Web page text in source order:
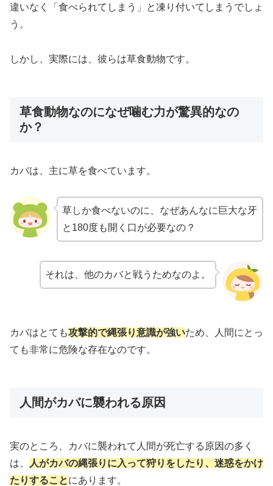
違いなく「食べられてしまう」と凍り付いてしまうでしょ
う。
しかし、実際には、彼らは草食動物です。
草食動物なのになぜ噛む力が驚異的なの
か？
カバは、主に草を食べています。
草しか食べないのに、なぜあんなに巨大な牙
と180度も開く口が必要なの？
それは、他のカバと戦うためなのよ。
カバはとても攻撃的で縄張り意識が強いため、人間にとっ
ても非常に危険な存在なのです。
人間がカバに襲われる原因
実のところ、カバに襲われて人間が死亡する原因の多く
は、
人がカバの縄張りに入って狩りをしたり、迷惑をかけ
たりすることにあります。